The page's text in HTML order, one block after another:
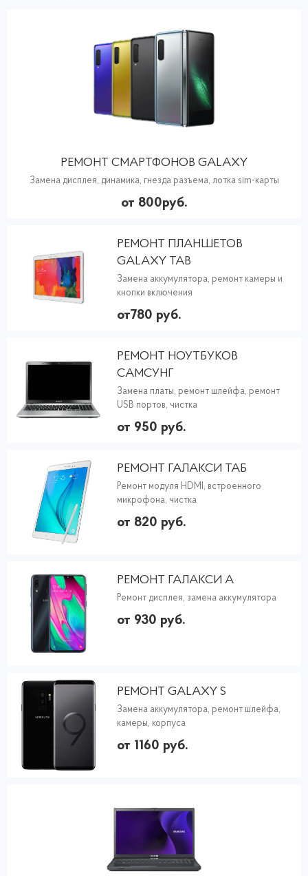
РЕМОНТ СМАРТФОНОВ GALAXY
Замена дисплея, динамика, гнезда разъема, лотка sim-карты
от 800руб.
РЕМОНТ ПЛАНШЕТОВ
GALAXY TAB
Замена аккумулятора, ремонт камеры и
кнопки включения
от780 руб.
РЕМОНТ НОУТБУКОВ
САМСУНГ
Замена платы, ремонт шлейфа, ремонт
USB портов, чистка
от 950 руб.
РЕМОНТ ГАЛАКСИ ТАБ
Ремонт модуля HDMI, встроенного
микрофона, чистка
от 820 руб.
РЕМОНТ ГАЛАКСИ А
Ремонт дисплея, замена аккумулятора
от 930 руб.
РЕМОНТ GALAXY S
Замена аккумулятора, ремонт шлейфа,
камеры, корпуса
от 1160 руб.